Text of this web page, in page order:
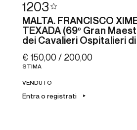
1203
MALTA. FRANCISCO
TEXADA (69º Gran
dei Cavalieri Ospitalieri di
€ 150,00 / 200,00
STIMA
VENDUTO
Entra o registrati